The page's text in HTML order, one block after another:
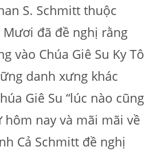
S. Schmitt thuộc
Mươi đã đề nghị rằng
vào Chúa Giê Su Ky Tô
danh xưng khác
Giê Su “lúc nào cũng
nay và mãi mãi về
Cả Schmitt đề nghị